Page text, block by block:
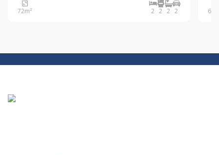
apartamento no bairro Serra. Com aproximadamente
72m² de área total, este imóvel oferece espaços
72m² 2 2 2 2 64